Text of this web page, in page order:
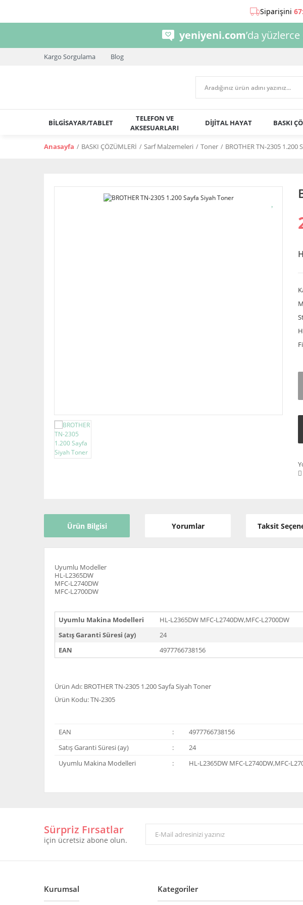
yeniyeni.com’da
Kargo Sorgulama Blog
BİLGİSAYAR/TABLET
TELEFON VE
AKSESUARLARI
DİJİTAL HAYAT BASKI
Anasayfa BASKI ÇÖZÜMLERİ Sarf Malzemeleri Toner BROTHER TN-2305 1.200
Ürün Bilgisi Yorumlar Taksit
Uyumlu Modeller
HL-L2365DW
MFC-L2740DW
MFC-L2700DW
Uyumlu Makina Modelleri
HL-L2365DW MFC-L2740DW,MFC-L2700DW
Satış Garanti Süresi (ay)
24
EAN
4977766738156
Ürün Adı: BROTHER TN-2305 1.200 Sayfa Siyah Toner
Ürün Kodu: TN-2305
EAN :
4977766738156
Satış Garanti Süresi (ay)
:
24
Uyumlu Makina Modelleri
: HL-L2365DW MFC-L2740DW,MFC-
Ürün resmi kalitesiz, bozuk veya görüntülenemiyor.
Ürün açıklamasında eksik bilgiler bulunuyor.
Sürpriz Fırsatlar
için ücretsiz abone olun.
Kurumsal Kategoriler